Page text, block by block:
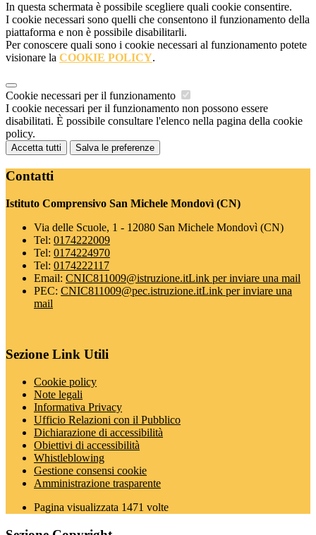
In questa schermata è possibile scegliere quali cookie consentire.
I cookie necessari sono quelli che consentono il funzionamento della
piattaforma e non è possibile disabilitarli.
Per conoscere quali sono i cookie necessari al funzionamento potete
visionare la COOKIE POLICY.
Cookie necessari per il funzionamento
I cookie necessari per il funzionamento non possono essere
disabilitati. È possibile consultare l'elenco nella pagina della cookie
policy.
Accetta tutti Salva le preferenze
Contatti
Istituto Comprensivo San Michele Mondovì (CN)
Via delle Scuole, 1 - 12080 San Michele Mondovì (CN)
Tel: 0174222009
Tel: 0174224970
Tel: 0174222117
Email: CNIC811009@istruzione.itLink per inviare una mail
PEC: CNIC811009@pec.istruzione.itLink per inviare una
mail
Sezione Link Utili
Cookie policy
Note legali
Informativa Privacy
Ufficio Relazioni con il Pubblico
Dichiarazione di accessibilità
Obiettivi di accessibilità
Whistleblowing
Gestione consensi cookie
Amministrazione trasparente
Pagina visualizzata 1471 volte